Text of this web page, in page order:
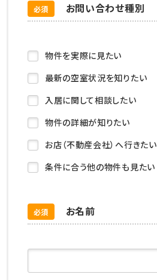
お問い合わせ種別
必須
物件を実際に見たい
最新の空室状況を知りたい
入居に関して相談したい
物件の詳細が知りたい
お店（不動産会社）へ行きたい
条件に合う他の物件も見たい
お名前
必須